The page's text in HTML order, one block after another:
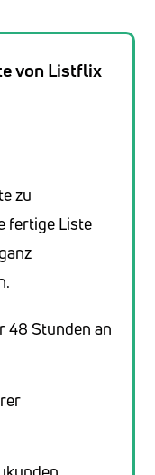
von Listflix
zu
fertige Liste
48 Stunden an